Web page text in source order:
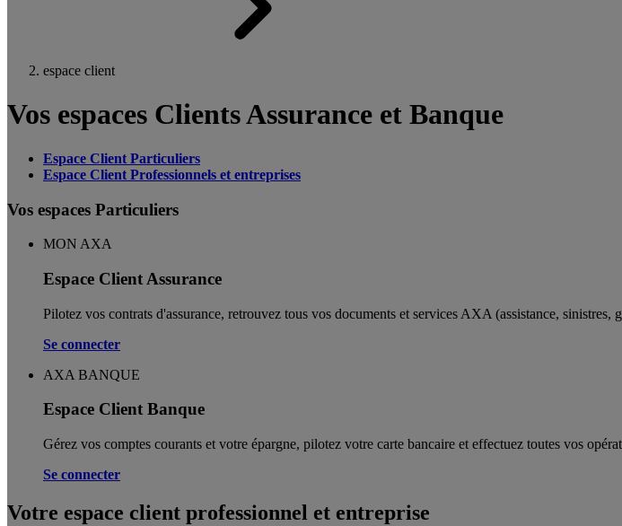
espace client
Vos espaces Clients Assurance et Banque
Espace Client Particuliers
Espace Client Professionnels et entreprises
Vos espaces Particuliers
MON AXA
Espace Client Assurance
Pilotez vos contrats d'assurance, retrouvez tous vos documents et services AXA (assistance, sinistres,
Se connecter
AXA BANQUE
Espace Client Banque
Gérez vos comptes courants et votre épargne, pilotez votre carte bancaire et effectuez toutes vos
Se connecter
Votre espace client professionnel et entreprise